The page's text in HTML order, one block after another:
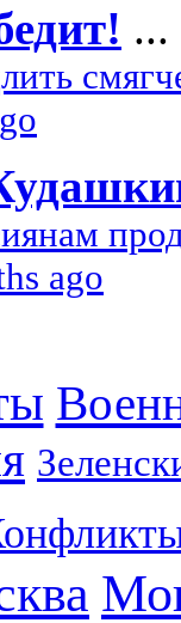
...
ago